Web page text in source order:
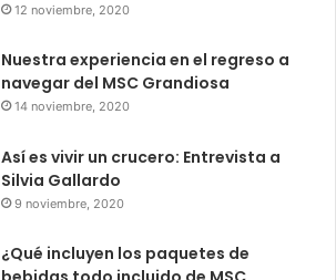
12 noviembre, 2020
Nuestra experiencia en el regreso a
navegar del MSC Grandiosa
14 noviembre, 2020
Así es vivir un crucero: Entrevista a
Silvia Gallardo
9 noviembre, 2020
¿Qué incluyen los paquetes de